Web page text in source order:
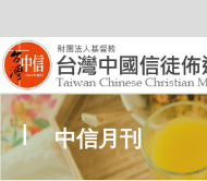
中信月刊